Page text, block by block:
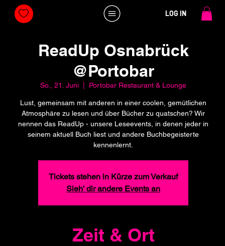
LOG IN
ReadUp Osnabrück
@Portobar
So., 21. Juni Portobar Restaurant & Lounge
Lust, gemeinsam mit anderen in einer coolen, gemütlichen
Atmosphäre zu lesen und über Bücher zu quatschen? Wir
nennen das ReadUp - unsere Leseevents, in denen jeder in
seinem aktuell Buch liest und andere Buchbegeisterte
kennenlernt.
Tickets stehen in Kürze zum Verkauf
Sieh' dir andere Events an
Zeit & Ort